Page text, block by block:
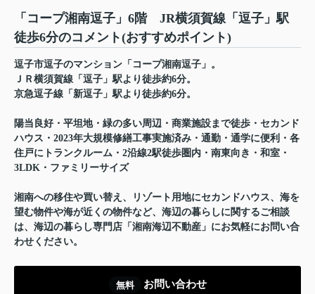
「コープ湘南逗子」6階 JR横須賀線「逗子」駅
徒歩6分のコメント(おすすめポイント)
逗子市逗子のマンション「コープ湘南逗子」。
ＪＲ横須賀線「逗子」駅より徒歩約6分。
京急逗子線「新逗子」駅より徒歩約6分。
陽当良好・平坦地・緑の多い周辺・商業施設まで徒歩・セカンド
ハウス・2023年大規模修繕工事実施済み・通勤・通学に便利・各
住戸にトランクルーム・2沿線2駅徒歩圏内・南東向き・和室・
3LDK・ファミリーサイズ
湘南への移住や買い替え、リゾート用地にセカンドハウス、海を
望む物件や海が近くの物件など、海辺の暮らしに関するご相談
は、海辺の暮らし専門店「湘南海辺不動産」にお気軽にお問い合
わせください。
無料 お問い合わせ